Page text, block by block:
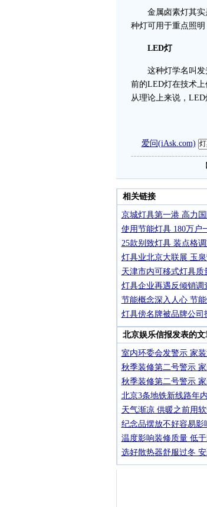
金属卤素灯其实是
种灯可用于重点照明
LED灯
这种灯学名叫发光
前的LED灯在技术
从理论上来说，LED
爱问(iAsk.com)
【
相关链接
京城灯具第一港 高力
使用节能灯具 180万户
25款别致灯具 装点格
灯具业北京大联展 玉
天津市内可移式灯具质
灯具企业再遇反倾销调
节能概念深入人心 节
灯具傍名牌被品牌公司
北京娱乐信报发表的文
室内环委会发警示 家
秋季装修第二号警示
秋季装修第二号警示
北京3条地铁新线路年
天气渐凉 供暖之前用
纪念品摆放不好容易影
温度影响装修质量 低
选好散热器舒服过冬